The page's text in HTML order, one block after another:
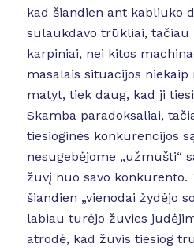
kad šiandien ant kabliuko
sulaukdavo trūkliai, tačiau
karpiniai, nei kitos
masalais situacijos niekaip
matyt, tiek daug, kad ji
Skamba paradoksaliai,
tiesioginės konkurencijos
nesugebėjome „užmušti“
žuvį nuo savo konkurento.
šiandien „vienodai žydėjo
labiau turėjo žuvies
atrodė, kad žuvis tiesiog